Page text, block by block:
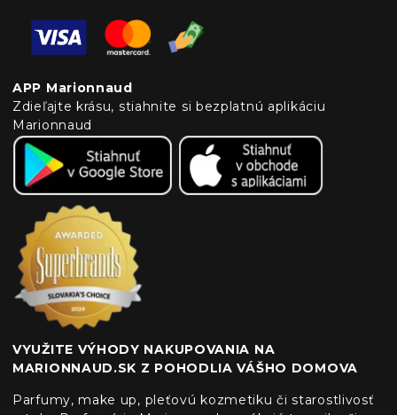
APP Marionnaud
Zdieľajte krásu, stiahnite si bezplatnú aplikáciu
Marionnaud
VYUŽITE VÝHODY NAKUPOVANIA NA
MARIONNAUD.SK Z POHODLIA VÁŠHO DOMOVA
Parfumy, make up, pleťovú kozmetiku či starostlivosť